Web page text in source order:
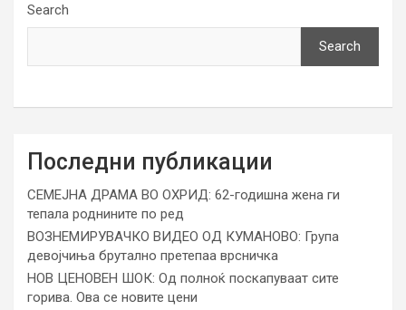
Search
Search
Последни публикации
СЕМЕЈНА ДРАМА ВО ОХРИД: 62-годишна жена ги
тепала роднините по ред
ВОЗНЕМИРУВАЧКО ВИДЕО ОД КУМАНОВО: Група
девојчиња брутално претепаа врсничка
НОВ ЦЕНОВЕН ШОК: Од полноќ поскапуваат сите
горива. Ова се новите цени